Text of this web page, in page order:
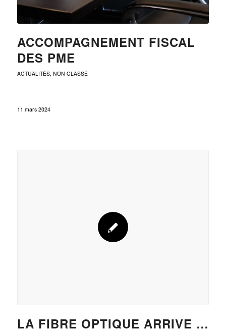
ACCOMPAGNEMENT FISCAL
DES PME
ACTUALITÉS, NON CLASSÉ
11 mars 2024
LA FIBRE OPTIQUE ARRIVE …